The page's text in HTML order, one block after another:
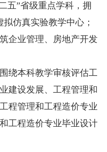
五”省级重点学科，拥
仿真实验教学中心；
企业管理、房地产开发
本科教学审核评估工
建设发展、工程管理和
程管理和工程造价专业
工程造价专业毕业设计